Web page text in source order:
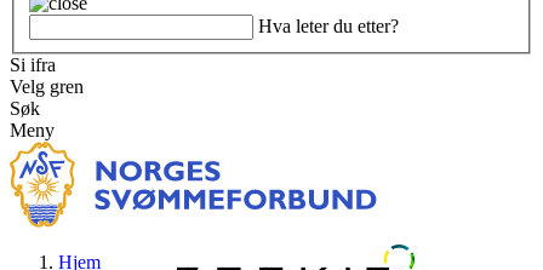
Hva leter du etter?
Si ifra
Velg gren
Søk
Meny
Hjem